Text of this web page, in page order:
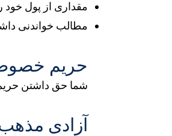
مقداری از پول خود
مطالب خواندنی
حریم
شما حق داشتن
آزادی